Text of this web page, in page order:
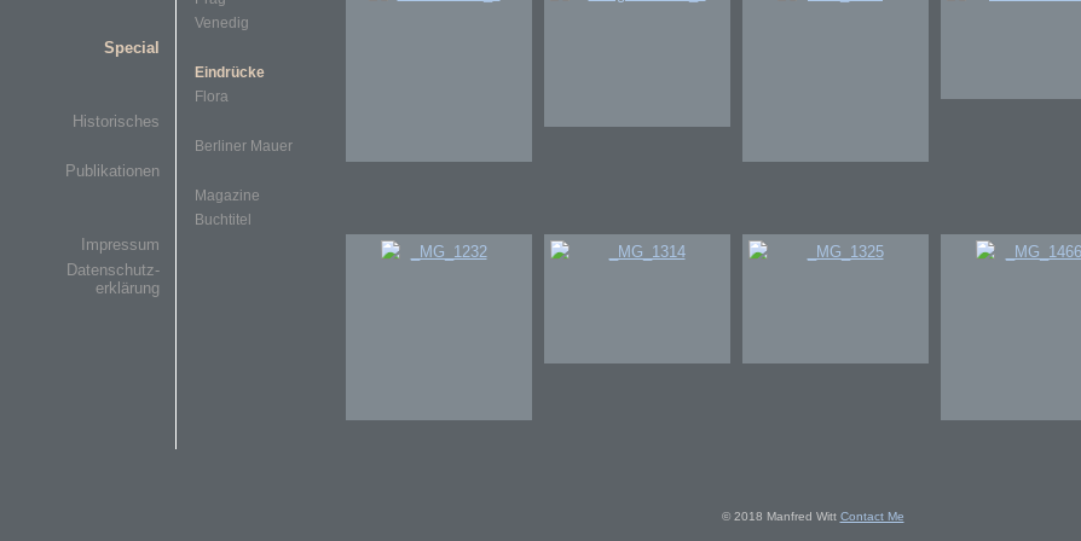
Venedig
Special
Eindrücke
Flora
Historisches
Berliner Mauer
Publikationen
Magazine
Buchtitel
Impressum
Datenschutz-
erklärung
© 2018 Manfred Witt Contact Me